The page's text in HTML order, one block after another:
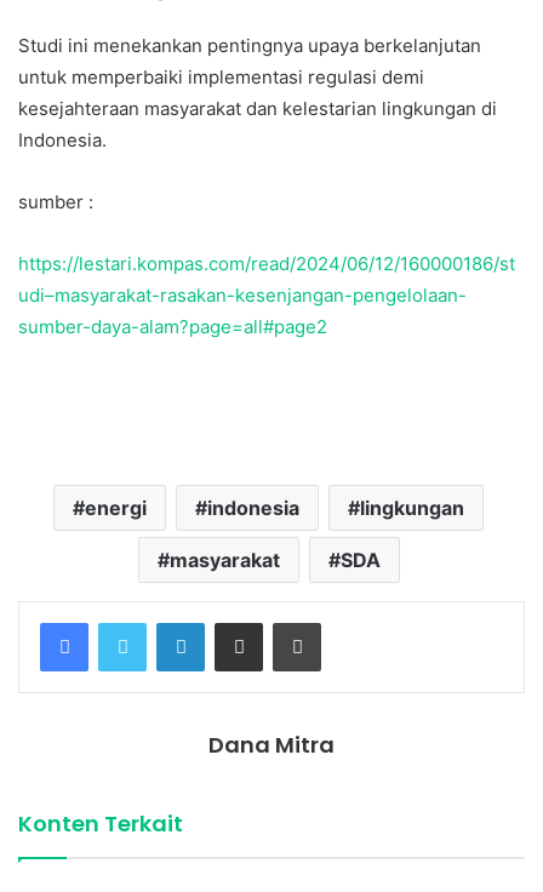
Studi ini menekankan pentingnya upaya berkelanjutan
untuk memperbaiki implementasi regulasi demi
kesejahteraan masyarakat dan kelestarian lingkungan di
Indonesia.
sumber :
https://lestari.kompas.com/read/2024/06/12/160000186/st
udi–masyarakat-rasakan-kesenjangan-pengelolaan-
sumber-daya-alam?page=all#page2
energi indonesia lingkungan
masyarakat SDA
FacebookTwitter LinkedInShare via Email Print
Dana Mitra
Konten Terkait